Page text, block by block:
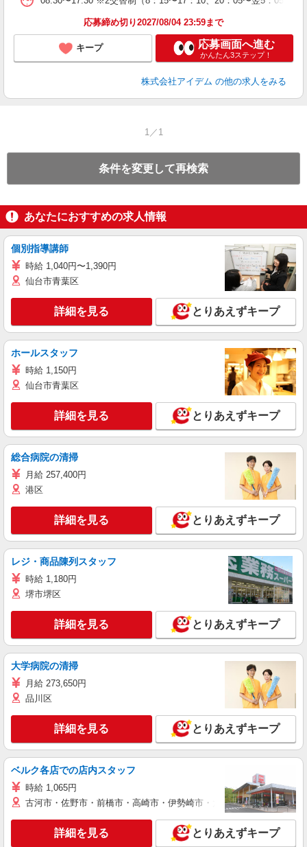
応募締め切り2027/08/04 23:59まで
キープ 応募画面へ進む
かんたん3ステップ！
株式会社アイデム の他の求人をみる
1／1
条件を変更して再検索
あなたにおすすめの求人情報
個別指導講師
時給 1,040円〜1,390円
仙台市青葉区
詳細を見る とりあえずキープ
ホールスタッフ
時給 1,150円
仙台市青葉区
詳細を見る とりあえずキープ
総合病院の清掃
月給 257,400円
港区
詳細を見る とりあえずキープ
レジ・商品陳列スタッフ
時給 1,180円
堺市堺区
詳細を見る とりあえずキープ
大学病院の清掃
月給 273,650円
品川区
詳細を見る とりあえずキープ
ベルク各店での店内スタッフ
時給 1,065円
古河市・佐野市・前橋市・高崎市・伊勢崎市・太田市・館林市・藤
詳細を見る とりあえずキープ